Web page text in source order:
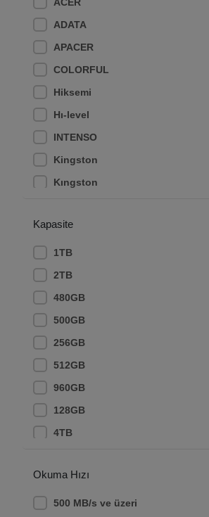
ADATA
APACER
COLORFUL
Hiksemi
Hı-level
INTENSO
Kingston
Kıngston
Msı
Patrıot
PNY
Samsung
Sandısk
TEAM
TwinMos
Twınmos
Western Digital
Western Dıgıtal
Kapasite
1TB
2TB
480GB
500GB
256GB
512GB
960GB
128GB
4TB
Okuma Hızı
500 MB/s ve üzeri